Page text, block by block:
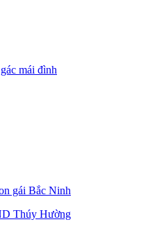
mái đình
gái Bắc Ninh
Thúy Hường